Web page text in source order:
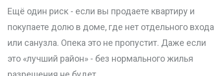
Ещё один риск - если вы продаете квартиру и
покупаете долю в доме, где нет отдельного входа
или санузла. Опека это не пропустит. Даже если
это «лучший район» - без нормального жилья